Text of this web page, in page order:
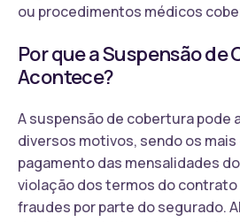
ou procedimentos médicos
Por que a Suspensão de
Acontece?
A suspensão de cobertura pode
diversos motivos, sendo os
pagamento das mensalidades
violação dos termos do contrato
fraudes por parte do segurado.